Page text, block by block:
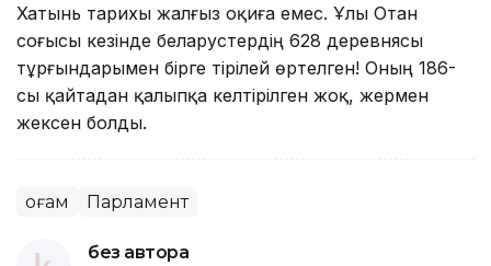
Хатынь тарихы жалғыз оқиға емес. Ұлы Отан
соғысы кезінде беларустердің 628 деревнясы
тұрғындарымен бірге тірілей өртелген! Оның 186-
сы қайтадан қалыпқа келтірілген жоқ, жермен
жексен болды.
Қоғам Парламент
без автора